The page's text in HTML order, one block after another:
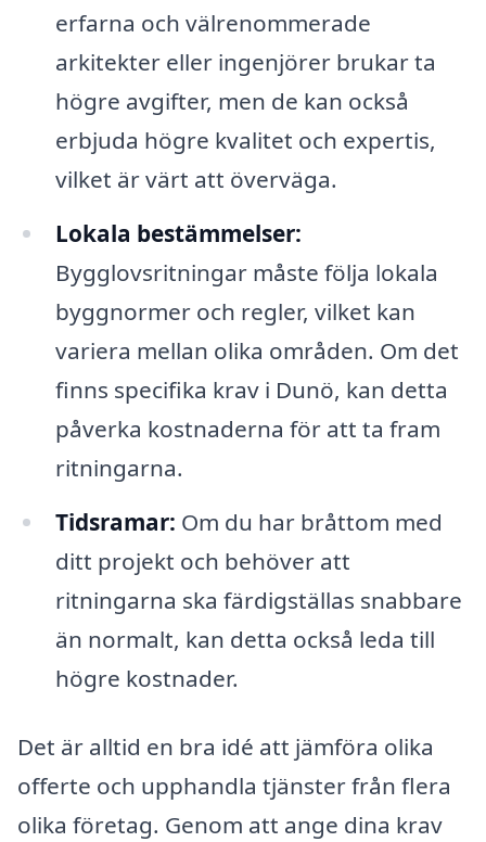
erfarna och välrenommerade
arkitekter eller ingenjörer brukar ta
högre avgifter, men de kan också
erbjuda högre kvalitet och expertis,
vilket är värt att överväga.
Lokala bestämmelser:
Bygglovsritningar måste följa lokala
byggnormer och regler, vilket kan
variera mellan olika områden. Om det
finns specifika krav i Dunö, kan detta
påverka kostnaderna för att ta fram
ritningarna.
Tidsramar: Om du har bråttom med
ditt projekt och behöver att
ritningarna ska färdigställas snabbare
än normalt, kan detta också leda till
högre kostnader.
Det är alltid en bra idé att jämföra olika
offerte och upphandla tjänster från flera
olika företag. Genom att ange dina krav